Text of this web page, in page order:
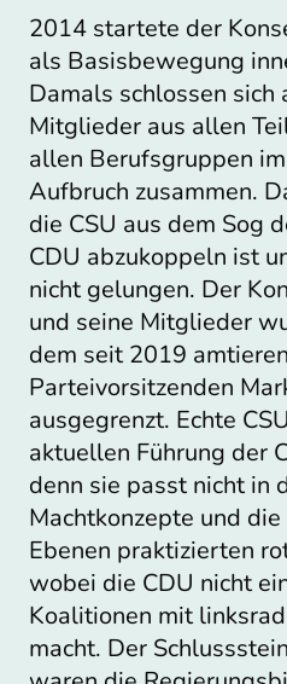
2014 startete der
als Basisbewegung
Damals schlossen sich
Mitglieder aus allen
allen Berufsgruppen
Aufbruch zusammen.
die CSU aus dem Sog
CDU abzukoppeln ist
nicht gelungen. Der
und seine Mitglieder
dem seit 2019
Parteivorsitzenden
ausgegrenzt. Echte
aktuellen Führung der
denn sie passt nicht in
Machtkonzepte und
Ebenen praktizierten
wobei die CDU nicht
Koalitionen mit
macht. Der